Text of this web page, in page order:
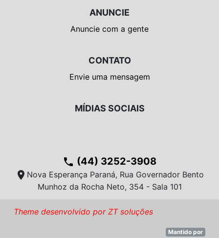
ANUNCIE
Anuncie com a gente
CONTATO
Envie uma mensagem
MÍDIAS SOCIAIS
phone (44) 3252-3908
location_on Nova Esperança Paraná, Rua Governador Bento
Munhoz da Rocha Neto, 354 - Sala 101
Theme desenvolvido por ZT soluções
Mantido por